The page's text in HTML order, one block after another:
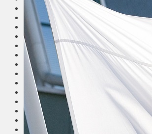
Общество
Мнения
Вильнюс
Клайпеда
Висагинас
Регионы
Соседи
Транспорт
Выбор читателей
Калейдоскоп
Армия
Сейм Литвы
Культура
Больше